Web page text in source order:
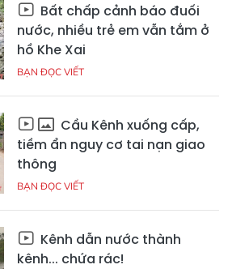
Bất chấp cảnh báo đuối
nước, nhiều trẻ em vẫn tắm ở
hồ Khe Xai
BẠN ĐỌC VIẾT
Cầu Kênh xuống cấp,
tiềm ẩn nguy cơ tai nạn giao
thông
BẠN ĐỌC VIẾT
Kênh dẫn nước thành
kênh... chứa rác!